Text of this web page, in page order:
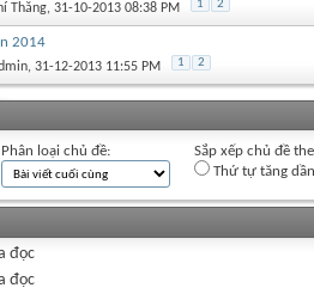
Thăng‎, 31-10-2013 08:38 PM 1 2
2014
‎, 31-12-2013 11:55 PM 1 2
Phân loại chủ đề:
Sắp xếp chủ đề
Thứ tự tăng dần
đọc
đọc